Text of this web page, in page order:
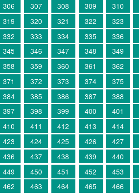
306
307 308 309 310
319
320 321 322 323
332
333 334 335 336
345
346 347 348 349
358
359 360 361 362
371
372 373 374 375
384
385 386 387 388
397
398 399 400 401
410
411 412 413 414
423
424 425 426 427
436
437 438 439 440
449
450 451 452 453
462
463 464 465 466